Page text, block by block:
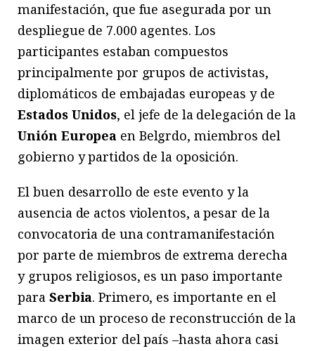
manifestación, que fue asegurada por un
despliegue de 7.000 agentes. Los
participantes estaban compuestos
principalmente por grupos de activistas,
diplomáticos de embajadas europeas y de
Estados Unidos, el jefe de la delegación de la
Unión Europea en Belgrdo, miembros del
gobierno y partidos de la oposición.
El buen desarrollo de este evento y la
ausencia de actos violentos, a pesar de la
convocatoria de una contramanifestación
por parte de miembros de extrema derecha
y grupos religiosos, es un paso importante
para Serbia. Primero, es importante en el
marco de un proceso de reconstrucción de la
imagen exterior del país –hasta ahora casi